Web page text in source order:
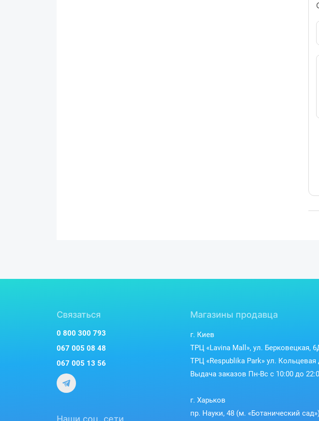
Связаться
0 800 300 793
067 005 08 48
067 005 13 56
Наши соц. сети
Магазины продавца
г. Киев
ТРЦ «Lavina Mall», ул. Берковецкая,
ТРЦ «Respublika Park» ул. Кольцевая
Выдача заказов Пн-Вс с 10:00 до
г. Харьков
пр. Науки, 48 (м. «Ботанический